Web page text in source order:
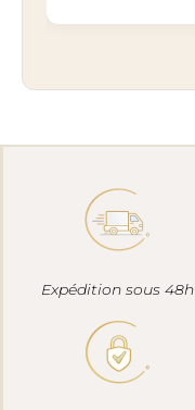
Expédition sous 48h